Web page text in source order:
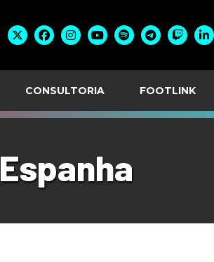
CONSULTORIA FOOTLINK
Espanha